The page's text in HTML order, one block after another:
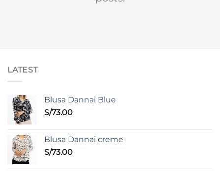
LATEST
Blusa Dannai Blue
S/73.00
Blusa Dannai creme
S/73.00